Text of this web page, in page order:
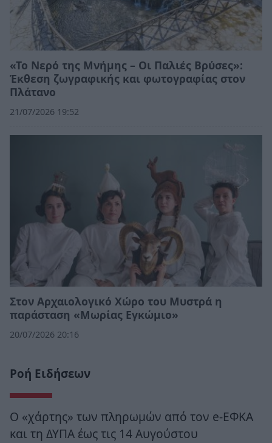
«Το Νερό της Μνήμης – Οι Παλιές Βρύσες»:
Έκθεση ζωγραφικής και φωτογραφίας στον
Πλάτανο
21/07/2026 19:52
Στον Αρχαιολογικό Χώρο του Μυστρά η
παράσταση «Μωρίας Εγκώμιο»
20/07/2026 20:16
Ροή Ειδήσεων
Ο «χάρτης» των πληρωμών από τον e-ΕΦΚΑ
και τη ΔΥΠΑ έως τις 14 Αυγούστου